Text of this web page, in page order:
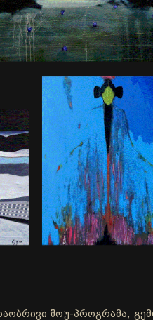
შოუ-პროგრამა,